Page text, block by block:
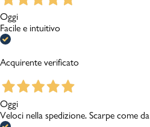
Oggi
Facile e intuitivo
Acquirente verificato
Oggi
Veloci nella spedizione. Scarpe come